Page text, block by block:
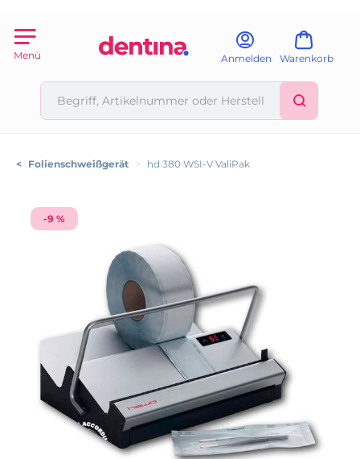
Menü Anmelden Warenkorb
< Folienschweißgerät > hd 380 WSI-V ValiPak
-9 %